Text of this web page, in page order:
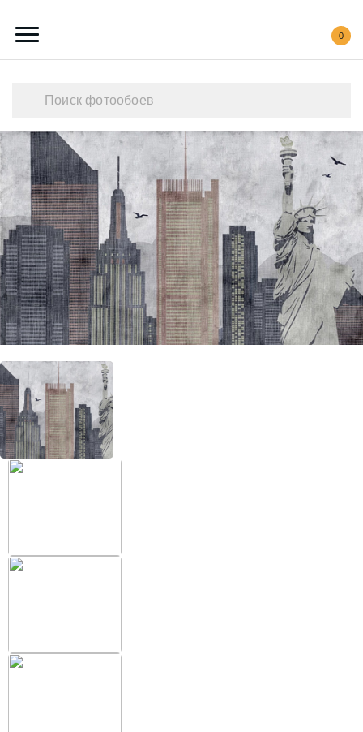
0
Каталог обоев
Наши работы
Создать свои фотообои
Акции
О нас
Контакты
+38 (097) 151 87 57
Избранное